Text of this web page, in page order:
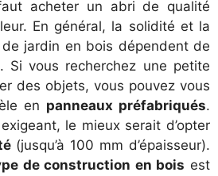
acheter un abri de qualité
En général, la solidité et la
de jardin en bois dépendent de
. Si vous recherchez une petite
des objets, vous pouvez vous
en panneaux préfabriqués.
le mieux serait d’opter
(jusqu’à 100 mm d’épaisseur).
de construction en bois est